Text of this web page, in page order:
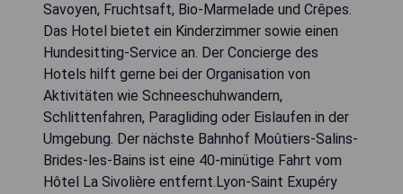
Savoyen, Fruchtsaft, Bio-Marmelade und Crêpes.
Das Hotel bietet ein Kinderzimmer sowie einen
Hundesitting-Service an. Der Concierge des
Hotels hilft gerne bei der Organisation von
Aktivitäten wie Schneeschuhwandern,
Schlittenfahren, Paragliding oder Eislaufen in der
Umgebung. Der nächste Bahnhof Moûtiers-Salins-
Brides-les-Bains ist eine 40-minütige Fahrt vom
Hôtel La Sivolière entfernt.Lyon-Saint Exupéry